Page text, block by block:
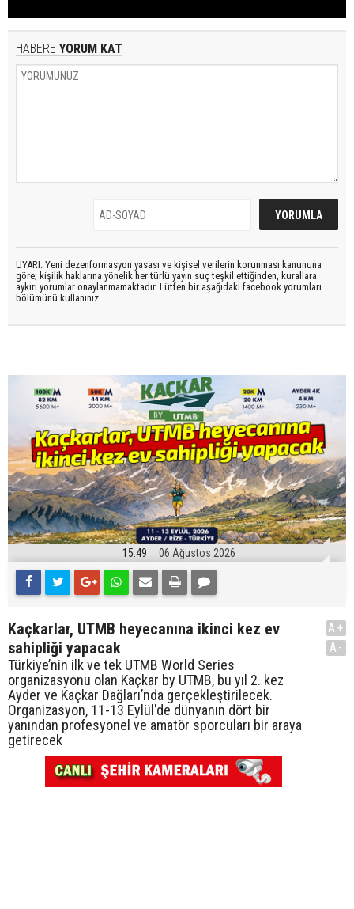
HABERE YORUM KAT
UYARI: Yeni dezenformasyon yasası ve kişisel verilerin korunması kanununa
göre; kişilik haklarına yönelik her türlü yayın suç teşkil ettiğinden, kurallara
aykırı yorumlar onaylanmamaktadır. Lütfen bir aşağıdaki facebook yorumları
bölümünü kullanınız
15:49 06 Ağustos 2026
Kaçkarlar, UTMB heyecanına ikinci kez ev
sahipliği yapacak
Türkiye’nin ilk ve tek UTMB World Series
organizasyonu olan Kaçkar by UTMB, bu yıl 2. kez
Ayder ve Kaçkar Dağları’nda gerçekleştirilecek.
Organizasyon, 11-13 Eylül'de dünyanın dört bir
yanından profesyonel ve amatör sporcuları bir araya
getirecek
A+
A-